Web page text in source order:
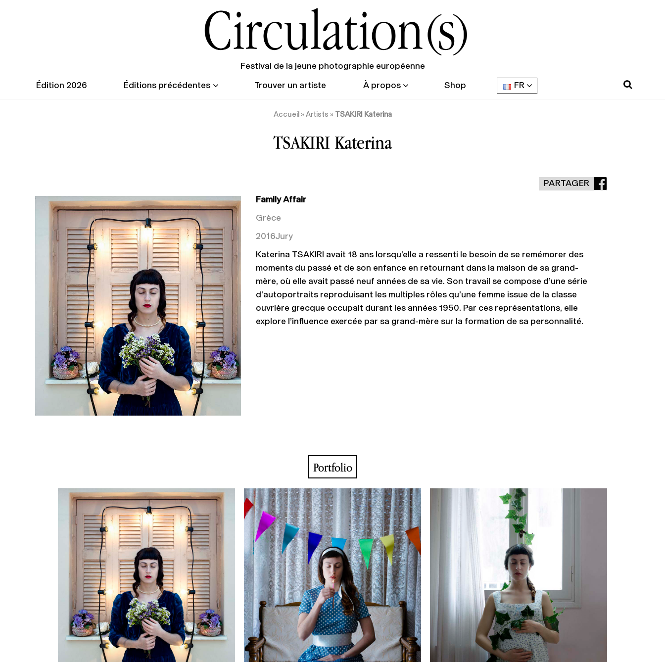
Festival de la jeune photographie européenne
Édition 2026 Éditions précédentes Trouver un artiste À propos Shop FR
Accueil » Artists » TSAKIRI Katerina
TSAKIRI Katerina
PARTAGER
Family Affair
Grèce
2016Jury
Katerina TSAKIRI avait 18 ans lorsqu’elle a ressenti le besoin de se remémorer des
moments du passé et de son enfance en retournant dans la maison de sa grand-
mère, où elle avait passé neuf années de sa vie. Son travail se compose d’une série
d’autoportraits reproduisant les multiples rôles qu’une femme issue de la classe
ouvrière grecque occupait durant les années 1950. Par ces représentations, elle
explore l’influence exercée par sa grand-mère sur la formation de sa personnalité.
Portfolio